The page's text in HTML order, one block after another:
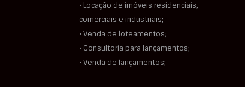
• Locação de imóveis residenciais,
comerciais e industriais;
• Venda de loteamentos;
• Consultoria para lançamentos;
• Venda de lançamentos;